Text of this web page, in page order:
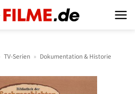
TV-Serien » Dokumentation & Historie